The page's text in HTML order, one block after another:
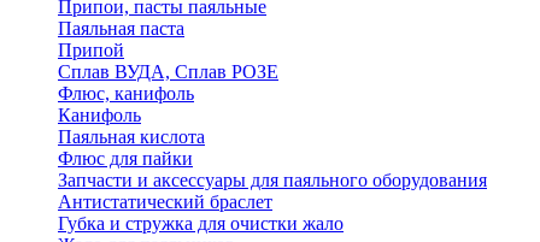
Припои, пасты паяльные
Паяльная паста
Припой
Сплав ВУДА, Сплав РОЗЕ
Флюс, канифоль
Канифоль
Паяльная кислота
Флюс для пайки
Запчасти и аксессуары для паяльного оборудования
Антистатический браслет
Губка и стружка для очистки жало